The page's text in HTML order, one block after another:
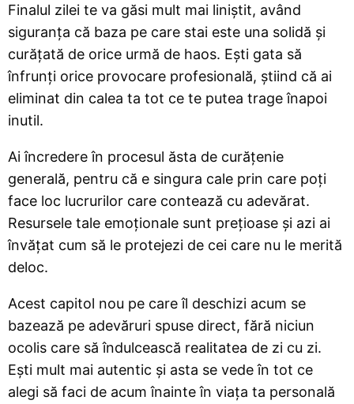
Finalul zilei te va găsi mult mai liniștit, având
siguranța că baza pe care stai este una solidă și
curățată de orice urmă de haos. Ești gata să
înfrunți orice provocare profesională, știind că ai
eliminat din calea ta tot ce te putea trage înapoi
inutil.
Ai încredere în procesul ăsta de curățenie
generală, pentru că e singura cale prin care poți
face loc lucrurilor care contează cu adevărat.
Resursele tale emoționale sunt prețioase și azi ai
învățat cum să le protejezi de cei care nu le merită
deloc.
Acest capitol nou pe care îl deschizi acum se
bazează pe adevăruri spuse direct, fără niciun
ocolis care să îndulcească realitatea de zi cu zi.
Ești mult mai autentic și asta se vede în tot ce
alegi să faci de acum înainte în viața ta personală